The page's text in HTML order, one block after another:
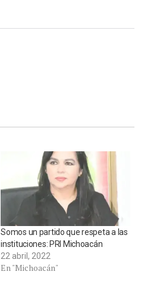
Somos un partido que respeta a las
instituciones: PRI Michoacán
22 abril, 2022
En "Michoacán"